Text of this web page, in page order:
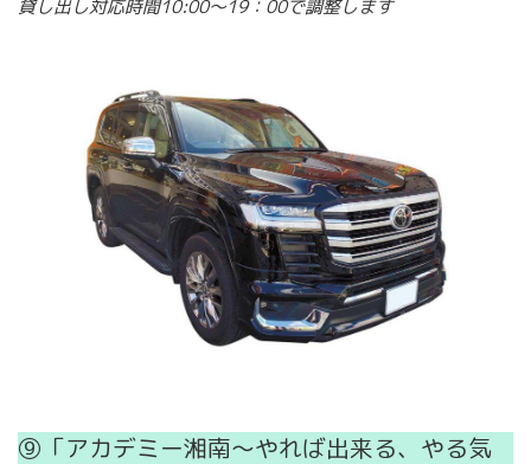
貸し出し対応時間10:00～19：00で調整します
⑨「アカデミー湘南～やれば出来る、やる気